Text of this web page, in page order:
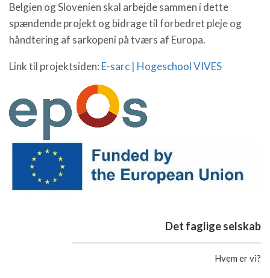
Belgien og Slovenien skal arbejde sammen i dette
spændende projekt og bidrage til forbedret pleje og
håndtering af sarkopeni på tværs af Europa.
Link til projektsiden: E-sarc | Hogeschool VIVES
Det faglige selskab
Hvem er vi?